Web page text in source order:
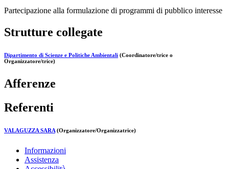
Partecipazione alla formulazione di programmi di pubblico interesse
Strutture collegate
Dipartimento di Scienze e Politiche Ambientali (Coordinatore/trice o
Organizzatore/trice)
Afferenze
Referenti
VALAGUZZA SARA (Organizzatore/Organizzatrice)
Informazioni
Assistenza